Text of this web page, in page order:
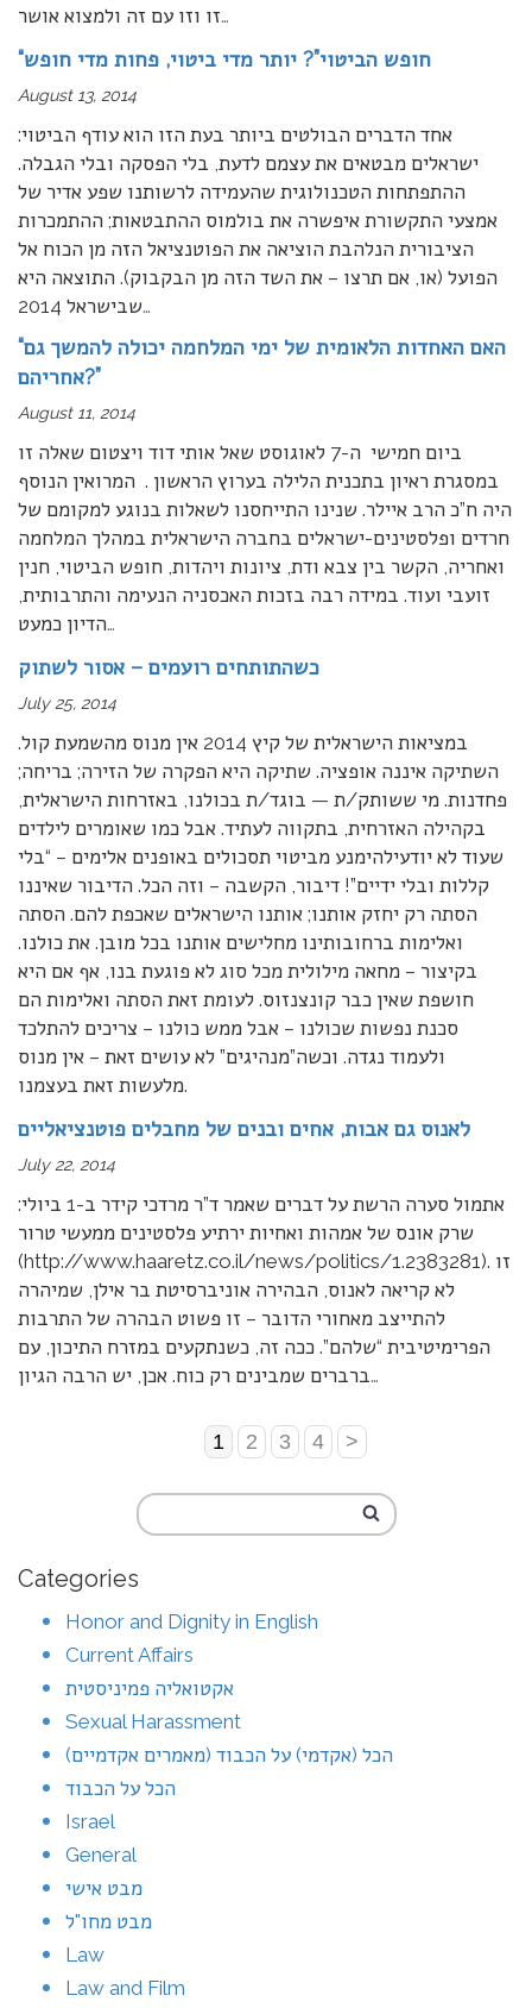
זו וזו עם זה ולמצוא אושר…
“חופש הביטוי”? יותר מדי ביטוי, פחות מדי חופש
August 13, 2014
אחד הדברים הבולטים ביותר בעת הזו הוא עודף הביטוי:
ישראלים מבטאים את עצמם לדעת, בלי הפסקה ובלי הגבלה.
ההתפתחות הטכנולוגית שהעמידה לרשותנו שפע אדיר של
אמצעי התקשורת איפשרה את בולמוס ההתבטאות; ההתמכרות
הציבורית הנלהבת הוציאה את הפוטנציאל הזה מן הכוח אל
הפועל (או, אם תרצו – את השד הזה מן הבקבוק). התוצאה היא
שבישראל 2014…
“האם האחדות הלאומית של ימי המלחמה יכולה להמשך גם
אחריהם?”
August 11, 2014
ביום חמישי ה-7 לאוגוסט שאל אותי דוד ויצטום שאלה זו
במסגרת ראיון בתכנית הלילה בערוץ הראשון . המרואין הנוסף
היה ח”כ הרב איילר. שנינו התייחסנו לשאלות בנוגע למקומם של
חרדים ופלסטינים-ישראלים בחברה הישראלית במהלך המלחמה
ואחריה, הקשר בין צבא ודת, ציונות ויהדות, חופש הביטוי, חנין
זועבי ועוד. במידה רבה בזכות האכסניה הנעימה והתרבותית,
הדיון כמעט…
כשהתותחים רועמים – אסור לשתוק
July 25, 2014
במציאות הישראלית של קיץ 2014 אין מנוס מהשמעת קול.
השתיקה איננה אופציה. שתיקה היא הפקרה של הזירה; בריחה;
פחדנות. מי ששותק/ת — בוגד/ת בכולנו, באזרחות הישראלית,
בקהילה האזרחית, בתקווה לעתיד. אבל כמו שאומרים לילדים
שעוד לא יודעילהימנע מביטוי תסכולים באופנים אלימים – “בלי
קללות ובלי ידיים”! דיבור, הקשבה – וזה הכל. הדיבור שאיננו
הסתה רק יחזק אותנו; אותנו הישראלים שאכפת להם. הסתה
ואלימות ברחובותינו מחלישים אותנו בכל מובן. את כולנו.
בקיצור – מחאה מילולית מכל סוג לא פוגעת בנו, אף אם היא
חושפת שאין כבר קונצנזוס. לעומת זאת הסתה ואלימות הם
סכנת נפשות שכולנו – אבל ממש כולנו – צריכים להתלכד
ולעמוד נגדה. וכשה”מנהיגים” לא עושים זאת – אין מנוס
מלעשות זאת בעצמנו.
לאנוס גם אבות, אחים ובנים של מחבלים פוטנציאליים
July 22, 2014
אתמול סערה הרשת על דברים שאמר ד”ר מרדכי קידר ב-1 ביולי:
שרק אונס של אמהות ואחיות ירתיע פלסטינים ממעשי טרור
(http://www.haaretz.co.il/news/politics/1.2383281). זו
לא קריאה לאנוס, הבהירה אוניברסיטת בר אילן, שמיהרה
להתייצב מאחורי הדובר – זו פשוט הבהרה של התרבות
הפרימיטיבית “שלהם”. ככה זה, כשנתקעים במזרח התיכון, עם
ברברים שמבינים רק כוח. אכן, יש הרבה הגיון…
1 2 3 4 >
Categories
Honor and Dignity in English
Current Affairs
אקטואליה פמיניסטית
Sexual Harassment
הכל (אקדמי) על הכבוד (מאמרים אקדמיים)
הכל על הכבוד
Israel
General
מבט אישי
מבט מחו"ל
Law
Law and Film